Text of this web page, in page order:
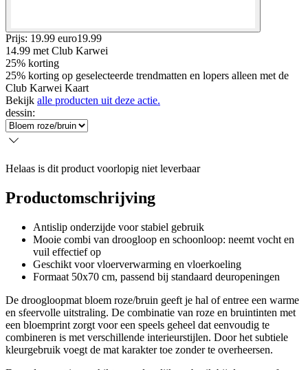
Prijs: 19.99 euro19.99
14.99 met Club Karwei
25% korting
25% korting op geselecteerde trendmatten en lopers alleen met de
Club Karwei Kaart
Bekijk alle producten uit deze actie.
dessin:
Helaas is dit product voorlopig niet leverbaar
Productomschrijving
Antislip onderzijde voor stabiel gebruik
Mooie combi van droogloop en schoonloop: neemt vocht en
vuil effectief op
Geschikt voor vloerverwarming en vloerkoeling
Formaat 50x70 cm, passend bij standaard deuropeningen
De droogloopmat bloem roze/bruin geeft je hal of entree een warme
en sfeervolle uitstraling. De combinatie van roze en bruintinten met
een bloemprint zorgt voor een speels geheel dat eenvoudig te
combineren is met verschillende interieurstijlen. Door het subtiele
kleurgebruik voegt de mat karakter toe zonder te overheersen.